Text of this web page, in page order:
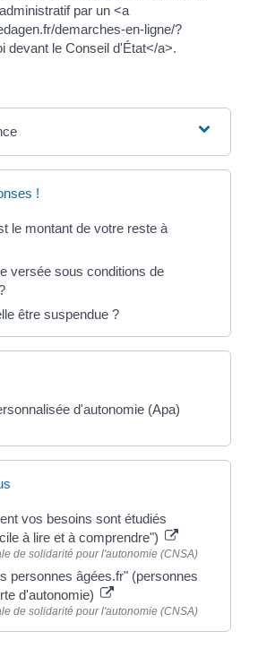
par un <a
demarches-en-ligne/?
devant le Conseil d'État</a>.
!
le montant de votre reste à
versée sous conditions de
être suspendue ?
d'autonomie (Apa)
vos besoins sont étudiés
à lire et à comprendre")
de solidarité pour l'autonomie (CNSA)
personnes âgées.fr" (personnes
d'autonomie)
de solidarité pour l'autonomie (CNSA)